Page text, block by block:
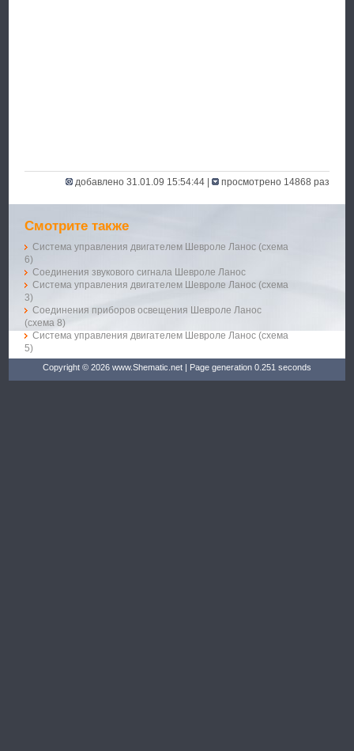
добавлено 31.01.09 15:54:44 | просмотрено 14868 раз
Смотрите также
Система управления двигателем Шевроле Ланос (схема
6)
Соединения звукового сигнала Шевроле Ланос
Система управления двигателем Шевроле Ланос (схема
3)
Соединения приборов освещения Шевроле Ланос
(схема 8)
Система управления двигателем Шевроле Ланос (схема
5)
Copyright © 2026 www.Shematic.net | Page generation 0.251 seconds